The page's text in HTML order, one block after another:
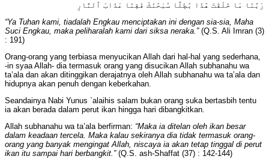
رَبَّنَا مَا خَلَقْتَ هَٰذَا بَٰطِلًا سُبْحَٰنَكَ فَقِنَا عَذَابَ ٱلنَّارِ
“Ya Tuhan kami, tiadalah Engkau menciptakan ini dengan sia-sia, Maha
Suci Engkau, maka peliharalah kami dari siksa neraka.”(Q.S. Ali Imran (3)
: 191)
Orang-orang yang terbiasa menyucikan Allah dari hal-hal yang sederhana,
-in syaa Allah- dia termasuk orang yang disucikan Allah subhanahu wa
ta’ala dan akan ditinggikan derajatnya oleh Allah subhanahu wa ta’ala dan
hidupnya akan penuh dengan keberkahan.
Seandainya Nabi Yunus `alaihis salam bukan orang suka bertasbih tentu
ia akan berada dalam perut ikan hingga hari dibangkitkan.
Allah subhanahu wa ta’ala berfirman: “Maka ia ditelan oleh ikan besar
dalam keadaan tercela. Maka kalau sekiranya dia tidak termasuk orang-
orang yang banyak mengingat Allah, niscaya ia akan tetap tinggal di perut
ikan itu sampai hari berbangkit.” (Q.S. ash-Shaffat (37) : 142-144)